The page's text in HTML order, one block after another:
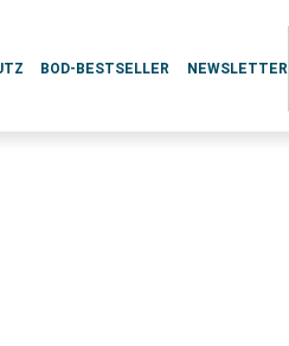
BOD-BESTSELLER NEWSLETTER